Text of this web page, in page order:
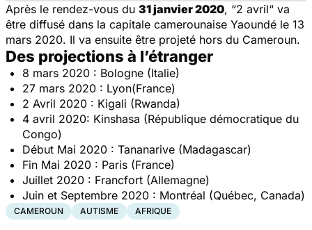
Après le rendez-vous du 31 janvier 2020, “2 avril“ va
être diffusé dans la capitale camerounaise Yaoundé le 13
mars 2020. Il va ensuite être projeté hors du Cameroun.
Des projections à l’étranger
8 mars 2020 : Bologne (Italie)
27 mars 2020 : Lyon(France)
2 Avril 2020 : Kigali (Rwanda)
4 avril 2020: Kinshasa (République démocratique du
Congo)
Début Mai 2020 : Tananarive (Madagascar)
Fin Mai 2020 : Paris (France)
Juillet 2020 : Francfort (Allemagne)
Juin et Septembre 2020 : Montréal (Québec, Canada)
CAMEROUN AUTISME AFRIQUE